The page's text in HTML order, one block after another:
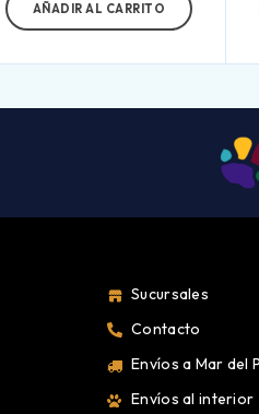
AÑADIR AL CARRITO
Sucursales
Contacto
Envíos a Mar del
Envíos al interior